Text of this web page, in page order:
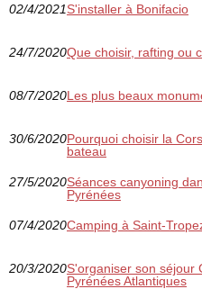
02/4/2021S'installer à Bonifacio
24/7/2020Que choisir, rafting ou
08/7/2020Les plus beaux
30/6/2020Pourquoi choisir la
bateau
27/5/2020Séances canyoning
Pyrénées
07/4/2020Camping à Saint-
20/3/2020S'organiser son séjour
Pyrénées Atlantiques